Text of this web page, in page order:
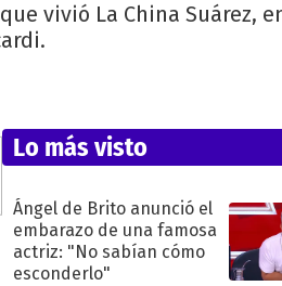
vivió La China Suárez,
Lo más visto
Ángel de Brito anunció el
embarazo de una famosa
actriz: "No sabían cómo
esconderlo"